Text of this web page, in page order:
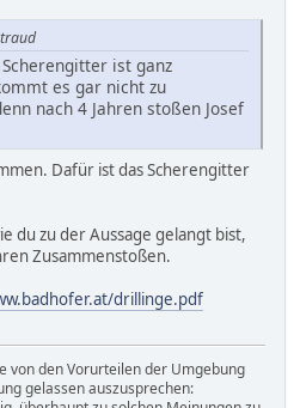
ist ganz
es gar nicht zu
nach 4 Jahren stoßen Josef
Dafür ist das Scherengitter
du zu der Aussage gelangt bist,
Zusammenstoßen.
drillinge.pdf
von den Vorurteilen der Umgebung
gelassen auszusprechen: